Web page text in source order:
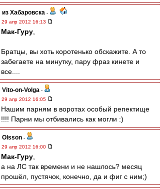
из Хабаровска -
29 апр 2012 16:13
Мак-Гуру
Братцы, вы хоть коротенько обскажите. А то
забегаете на минутку, пару фраз кинете и
все....
Vito-on-Volga -
29 апр 2012 16:05
Нашим парням в воротах особый репектище
!!!! Парни мы отбивались как могли :)
Olsson -
29 апр 2012 16:00
Мак-Гуру
а на ЛС так времени и не нашлось? месяц
прошёл, пустячок, конечно, да и фиг с ним;)